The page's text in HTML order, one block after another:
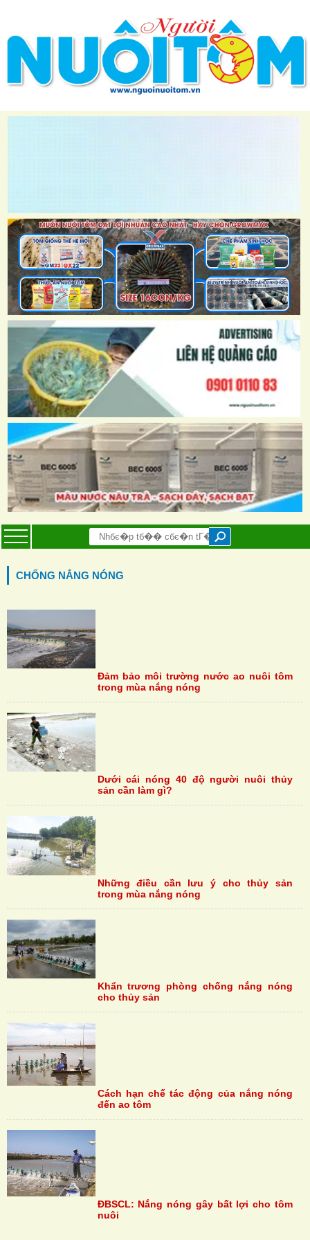
CHỐNG NẮNG NÓNG
Đảm bảo môi trường nước ao nuôi tôm
trong mùa nắng nóng
Dưới cái nóng 40 độ người nuôi thủy
sản cần làm gì?
Những điều cần lưu ý cho thủy sản
trong mùa nắng nóng
Khẩn trương phòng chống nắng nóng
cho thủy sản
Cách hạn chế tác động của nắng nóng
đến ao tôm
ĐBSCL: Nắng nóng gây bất lợi cho tôm
nuôi